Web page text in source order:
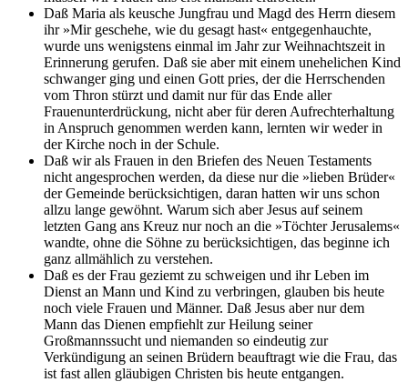
Daß Maria als keusche Jungfrau und Magd des Herrn diesem
ihr »Mir geschehe, wie du gesagt hast« entgegenhauchte,
wurde uns wenigstens einmal im Jahr zur Weihnachtszeit in
Erinnerung gerufen. Daß sie aber mit einem unehelichen Kind
schwanger ging und einen Gott pries, der die Herrschenden
vom Thron stürzt und damit nur für das Ende aller
Frauenunterdrückung, nicht aber für deren Aufrechterhaltung
in Anspruch genommen werden kann, lernten wir weder in
der Kirche noch in der Schule.
Daß wir als Frauen in den Briefen des Neuen Testaments
nicht angesprochen werden, da diese nur die »lieben Brüder«
der Gemeinde berücksichtigen, daran hatten wir uns schon
allzu lange gewöhnt. Warum sich aber Jesus auf seinem
letzten Gang ans Kreuz nur noch an die »Töchter Jerusalems«
wandte, ohne die Söhne zu berücksichtigen, das beginne ich
ganz allmählich zu verstehen.
Daß es der Frau geziemt zu schweigen und ihr Leben im
Dienst an Mann und Kind zu verbringen, glauben bis heute
noch viele Frauen und Männer. Daß Jesus aber nur dem
Mann das Dienen empfiehlt zur Heilung seiner
Großmannssucht und niemanden so eindeutig zur
Verkündigung an seinen Brüdern beauftragt wie die Frau, das
ist fast allen gläubigen Christen bis heute entgangen.